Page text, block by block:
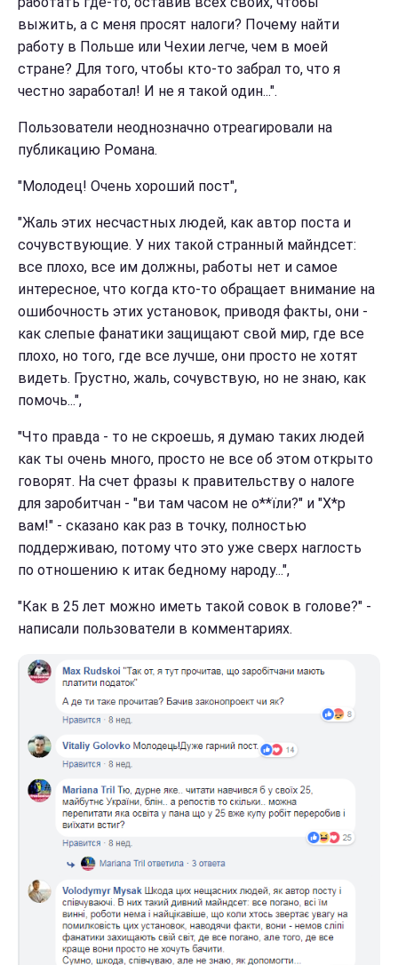
выжить, а с меня просят налоги? Почему найти
работу в Польше или Чехии легче, чем в моей
стране? Для того, чтобы кто-то забрал то, что я
честно заработал! И не я такой один...".
Пользователи неоднозначно отреагировали на
публикацию Романа.
"Молодец! Очень хороший пост",
"Жаль этих несчастных людей, как автор поста и
сочувствующие. У них такой странный майндсет:
все плохо, все им должны, работы нет и самое
интересное, что когда кто-то обращает внимание на
ошибочность этих установок, приводя факты, они -
как слепые фанатики защищают свой мир, где все
плохо, но того, где все лучше, они просто не хотят
видеть. Грустно, жаль, сочувствую, но не знаю, как
помочь...",
"Что правда - то не скроешь, я думаю таких людей
как ты очень много, просто не все об этом открыто
говорят. На счет фразы к правительству о налоге
для заробитчан - "ви там часом не о**їли?" и "Х*р
вам!" - сказано как раз в точку, полностью
поддерживаю, потому что это уже сверх наглость
по отношению к итак бедному народу...",
"Как в 25 лет можно иметь такой совок в голове?" -
написали пользователи в комментариях.